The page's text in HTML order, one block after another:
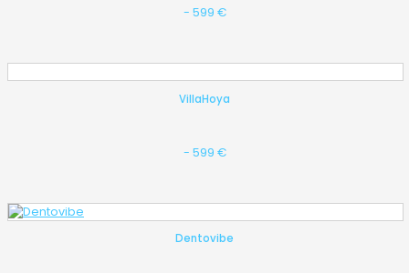
- 599 €
VillaHoya
- 599 €
Dentovibe